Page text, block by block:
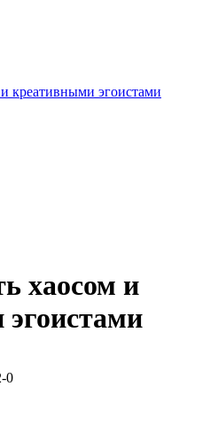
креативными эгоистами
хаосом и
0